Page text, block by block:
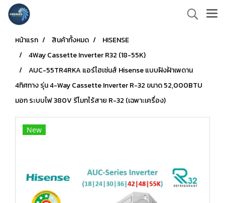
หน้าแรก สินค้าทั้งหมด
HISENSE
4Way Cassette Inverter R32 (18-55K)
AUC-55TR4RKA แอร์ไฮเซ่นส์ Hisense แบบฝังฝ้าเพดาน
4ทิศทาง รุ่น 4-Way Cassette Inverter R-32 ขนาด 52,000BTU
มอก ระบบไฟ 380V รีโมทไร้สาย R-32 (เฉพาะเครื่อง)
New